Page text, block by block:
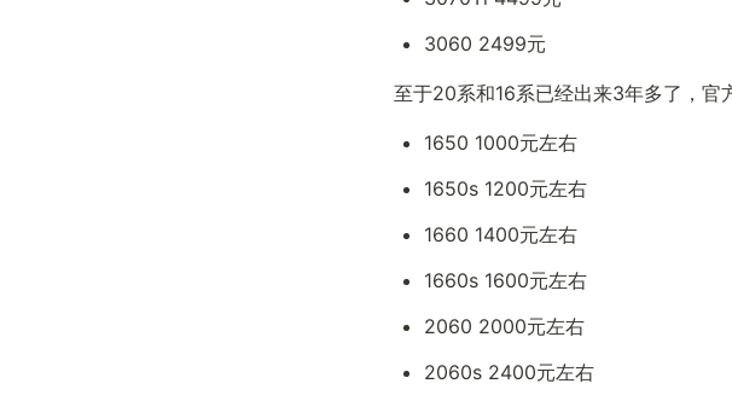
3060 2499元
至于20系和16系已经出来3年多了，官
1650 1000元左右
1650s 1200元左右
1660 1400元左右
1660s 1600元左右
2060 2000元左右
2060s 2400元左右